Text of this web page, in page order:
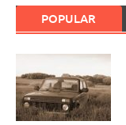
POPULAR